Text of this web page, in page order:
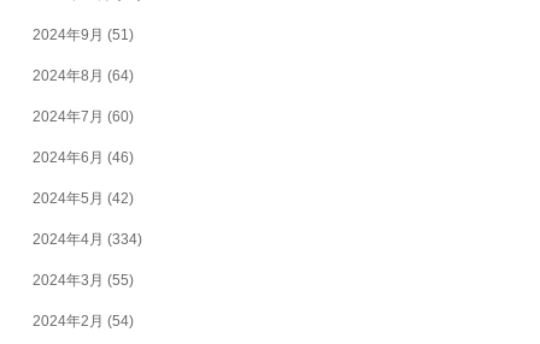
2024年9月 (51)
2024年8月 (64)
2024年7月 (60)
2024年6月 (46)
2024年5月 (42)
2024年4月 (334)
2024年3月 (55)
2024年2月 (54)